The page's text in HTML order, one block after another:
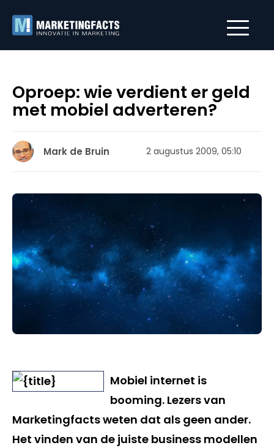
Oproep: wie verdient er geld
met mobiel adverteren?
Mark de Bruin 2 augustus 2009, 05:10
Mobiel internet is
booming. Lezers van
Marketingfacts weten dat als geen ander.
Het vinden van de juiste business modellen